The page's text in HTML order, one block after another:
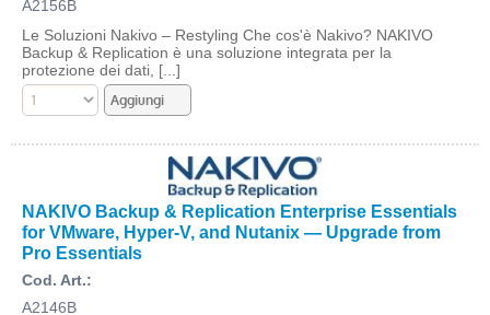
A2156B
Le Soluzioni Nakivo – Restyling Che cos'è Nakivo? NAKIVO
Backup & Replication è una soluzione integrata per la
protezione dei dati, [...]
NAKIVO Backup & Replication Enterprise Essentials
for VMware, Hyper-V, and Nutanix — Upgrade from
Pro Essentials
Cod. Art.:
A2146B